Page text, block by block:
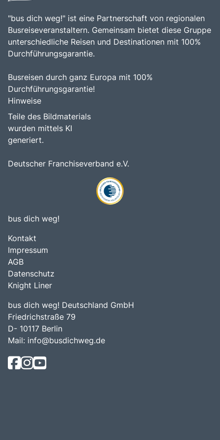
für Reisende.
"bus dich weg!" ist eine Partnerschaft von regionalen
Busreiseveranstaltern. Gemeinsam bietet diese Gruppe
unterschiedliche Reisen und Destinationen mit 100%
Durchführungsgarantie.
Busreisen durch ganz Europa mit 100%
Durchführungsgarantie!
Hinweise
Teile des Bildmaterials
wurden mittels KI
generiert.
Deutscher Franchiseverband e.V.
bus dich weg!
Kontakt
Impressum
AGB
Datenschutz
Knight Liner
bus dich weg! Deutschland GmbH
Friedrichstraße 79
D- 10117 Berlin
Mail: info@busdichweg.de